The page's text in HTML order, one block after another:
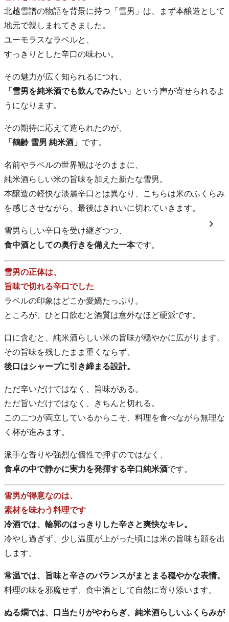
北越雪譜の物語を背景に持つ「雪男」は、まず本醸造として
地元で親しまれてきました。
ユーモラスなラベルと、
すっきりとした辛口の味わい。
その魅力が広く知られるにつれ、
「雪男を純米酒でも飲んでみたい」 という声が寄せられるよ
うになります。
その期待に応えて造られたのが、
「鶴齢 雪男 純米酒」 です。
名前やラベルの世界観はそのままに、
純米酒らしい米の旨味を加えた新たな雪男。
本醸造の軽快な淡麗辛口とは異なり、こちらは米のふくらみ
を感じさせながら、最後はきれいに切れていきます。
雪男らしい辛口を受け継ぎつつ、
食中酒としての奥行きを備えた一本です。
雪男の正体は、
旨味で切れる辛口でした
ラベルの印象はどこか愛嬌たっぷり。
ところが、ひと口飲むと酒質は意外なほど硬派です。
口に含むと、純米酒らしい米の旨味が穏やかに広がります。
その旨味を残したまま重くならず、
後口はシャープに引き締まる設計。
ただ辛いだけではなく、旨味がある。
ただ旨いだけではなく、きちんと切れる。
この二つが両立しているからこそ、料理を食べながら無理な
く杯が進みます。
派手な香りや強烈な個性で押すのではなく、
食卓の中で静かに実力を発揮する辛口純米酒です。
雪男が得意なのは、
素材を味わう料理です
冷酒では、輪郭のはっきりした辛さと爽快なキレ。
冷やし過ぎず、少し温度が上がった頃には米の旨味も顔を出
します。
常温では、旨味と辛さのバランスがまとまる穏やかな表情。
料理の味を邪魔せず、食中酒として自然に寄り添います。
ぬる燗では、口当たりがやわらぎ、純米酒らしいふくらみが